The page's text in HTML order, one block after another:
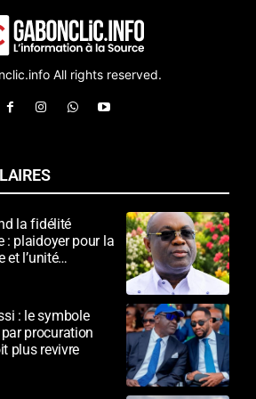
All rights reserved.
la fidélité
: plaidoyer pour la
et l’unité
: le symbole
procuration
plus revivre